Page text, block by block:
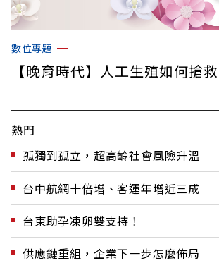
數位專題
【晚育時代】人工生殖如何搶
熱門
孤獨到孤立，超高齡社會風險升溫
台中航網十倍增、客運年增近三成
台東助孕凍卵雙支持！
供應鏈重組，企業下一步怎麼佈局